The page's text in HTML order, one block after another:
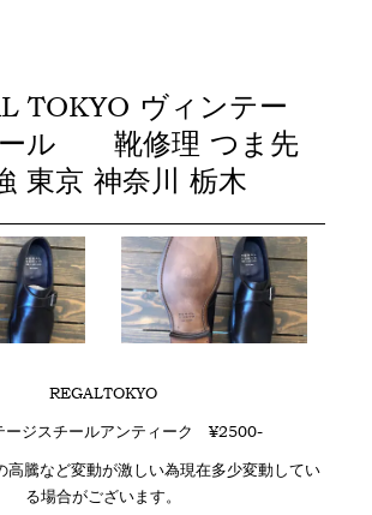
TOKYO ヴィンテー
ール 靴修理 つま先
東京 神奈川 栃木
REGALTOKYO
ージスチールアンティーク ¥2500-
騰など変動が激しい為現在多少変動してい
る場合がございます。